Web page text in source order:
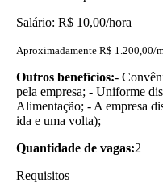
Salário: R$ 10,00/hora
Aproximadamente R$ 1.200,00/
Outros benefícios:-
pela empresa; - Uniforme
Alimentação; - A empresa
ida e uma volta);
Quantidade de vagas:2
Requisitos